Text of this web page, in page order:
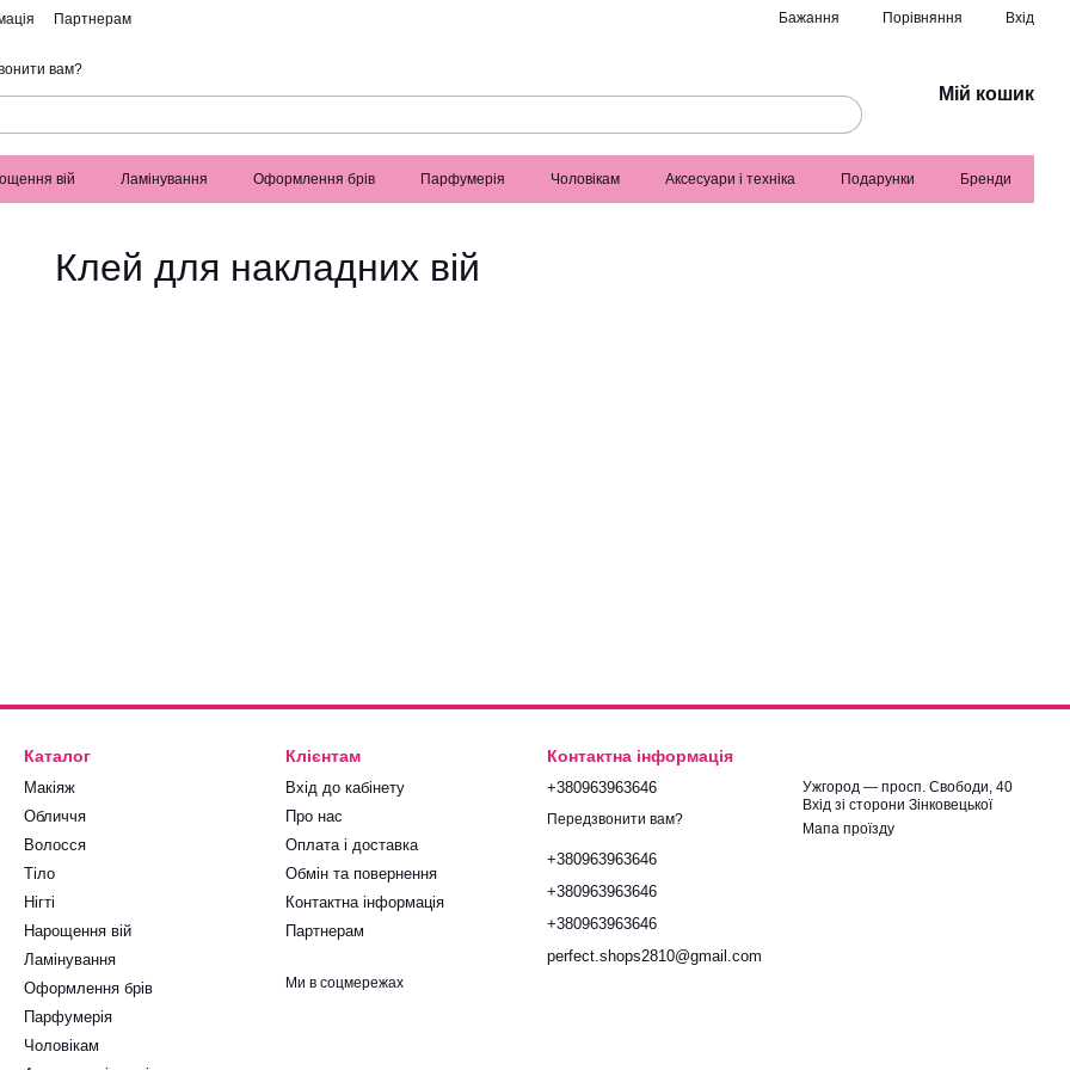
Партнерам Бажання Порівняння Вхід
вам?
Мій кошик
вій Ламінування Оформлення брів Парфумерія Чоловікам Аксесуари і техніка Подарунки Бренди
Клей для накладних вій
Каталог
Макіяж
Обличчя
Волосся
Тіло
Нігті
Нарощення вій
Ламінування
Оформлення брів
Парфумерія
Чоловікам
Клієнтам
Вхід до кабінету
Про нас
Оплата і доставка
Обмін та повернення
Контактна інформація
Партнерам
Ми в соцмережах
Контактна інформація
+380963963646
Передзвонити вам?
+380963963646
+380963963646
+380963963646
perfect.shops2810@gmail.com
Ужгород — просп. Свободи, 40
Вхід зі сторони Зінковецької
Мапа проїзду